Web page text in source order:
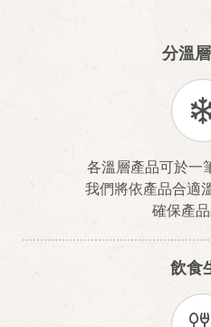
分溫
各溫層產品可於一
我們將依產品合適
確保產品
飲食